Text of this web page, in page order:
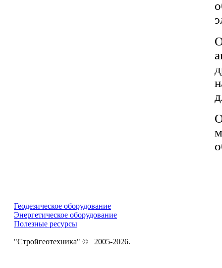
Геодезическое оборудование
Энергетическое оборудование
Полезные ресурсы
"Стройгеотехника" © 2005-2026.